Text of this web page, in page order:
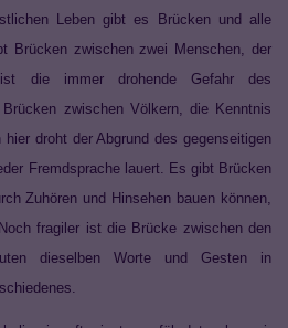
Leben gibt es Brücken und alle
Brücken zwischen zwei Menschen, der
die immer drohende Gefahr des
zwischen Völkern, die Kenntnis
droht der Abgrund des gegenseitigen
Fremdsprache lauert. Es gibt Brücken
Zuhören und Hinsehen bauen können,
fragiler ist die Brücke zwischen den
dieselben Worte und Gesten in